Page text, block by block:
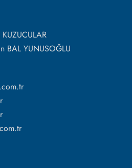
BAL YUNUSOĞLU